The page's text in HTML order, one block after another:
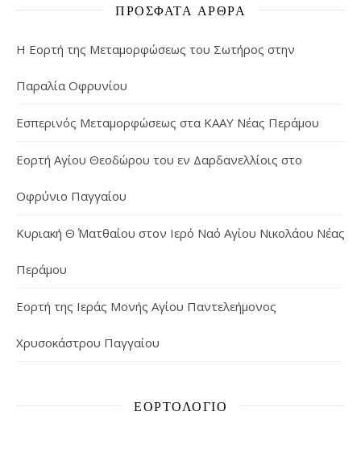
ΠΡΌΣΦΑΤΑ ΆΡΘΡΑ
Η Εορτή της Μεταμορφώσεως του Σωτήρος στην
Παραλία Οφρυνίου
Εσπερινός Μεταμορφώσεως στα ΚΑΑΥ Νέας Περάμου
Εορτή Αγίου Θεοδώρου του εν Δαρδανελλίοις στο
Οφρύνιο Παγγαίου
Κυριακή Θ΄ Ματθαίου στον Ιερό Ναό Αγίου Νικολάου Νέας
Περάμου
Εορτή της Ιεράς Μονής Αγίου Παντελεήμονος
Χρυσοκάστρου Παγγαίου
ΕΟΡΤΟΛΌΓΙΟ